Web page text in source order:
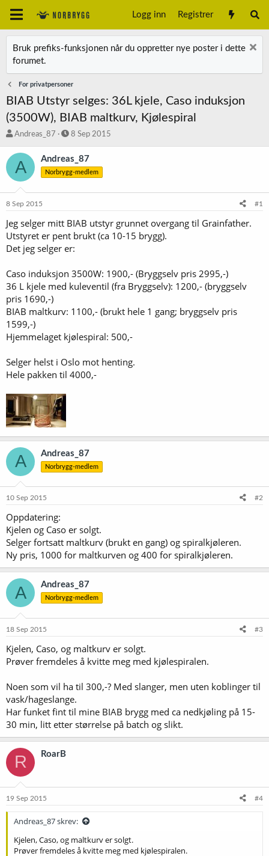
Logg inn Registrer
Bruk prefiks-funksjonen når du oppretter nye poster i dette
forumet.
For privatpersoner
BIAB Utstyr selges: 36L kjele, Caso induksjon
(3500W), BIAB maltkurv, Kjølespiral
T
å
d
t
e
r
Andreas_87
S
a
r
t
o
8 Sep 2015
A Andreas_87
Norbrygg-medlem
8 Sep 2015 #1
Jeg selger mitt BIAB utstyr grunnet overgang til Grainfather.
Utstyret er pent brukt (ca 10-15 brygg).
Det jeg selger er:
Caso induksjon 3500W: 1900,- (Bryggselv pris 2995,-)
36 L kjele med kuleventil (fra Bryggselv): 1200,- (bryggselv
pris 1690,-)
BIAB maltkurv: 1100,- (brukt hele 1 gang; bryggselv pris
1599,-)
Hjemmelaget kjølespiral: 500,-
Selger helst i Oslo mot henting.
Hele pakken til 4000,-
A Andreas_87
Norbrygg-medlem
10 Sep 2015 #2
Oppdatering:
Kjelen og Caso er solgt.
Selger fortsatt maltkurv (brukt en gang) og spiralkjøleren.
Ny pris, 1000 for maltkurven og 400 for spiralkjøleren.
A Andreas_87
Norbrygg-medlem
18 Sep 2015 #3
Kjelen, Caso, og maltkurv er solgt.
Prøver fremdeles å kvitte meg med kjølespiralen.
Noen som vil ha til 300,-? Med slanger, men uten koblinger til
vask/hageslange.
Har funket fint til mine BIAB brygg med ca nedkjøling på 15-
30 min, litt etter størrelse på batch og slikt.
R RoarB
19 Sep 2015 #4
Andreas_87 skrev:
Kjelen, Caso, og maltkurv er solgt.
Prøver fremdeles å kvitte meg med kjølespiralen.